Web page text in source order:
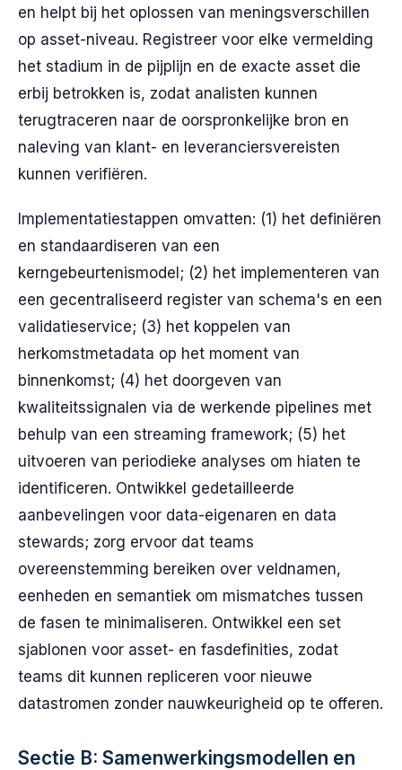
en helpt bij het oplossen van meningsverschillen
op asset-niveau. Registreer voor elke vermelding
het stadium in de pijplijn en de exacte asset die
erbij betrokken is, zodat analisten kunnen
terugtraceren naar de oorspronkelijke bron en
naleving van klant- en leveranciersvereisten
kunnen verifiëren.
Implementatiestappen omvatten: (1) het definiëren
en standaardiseren van een
kerngebeurtenismodel; (2) het implementeren van
een gecentraliseerd register van schema's en een
validatieservice; (3) het koppelen van
herkomstmetadata op het moment van
binnenkomst; (4) het doorgeven van
kwaliteitssignalen via de werkende pipelines met
behulp van een streaming framework; (5) het
uitvoeren van periodieke analyses om hiaten te
identificeren. Ontwikkel gedetailleerde
aanbevelingen voor data-eigenaren en data
stewards; zorg ervoor dat teams
overeenstemming bereiken over veldnamen,
eenheden en semantiek om mismatches tussen
de fasen te minimaliseren. Ontwikkel een set
sjablonen voor asset- en fasdefinities, zodat
teams dit kunnen repliceren voor nieuwe
datastromen zonder nauwkeurigheid op te offeren.
Sectie B: Samenwerkingsmodellen en